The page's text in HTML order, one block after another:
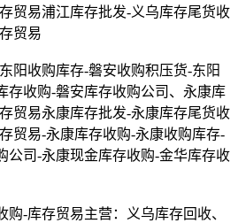
贸易浦江库存批发-义乌库存尾货收
贸易
阳收购库存-磐安收购积压货-东阳
存收购-磐安库存收购公司、永康库
贸易永康库存批发-永康库存尾货收
贸易-永康库存收购-永康收购库存-
公司-永康现金库存收购-金华库存收
购-库存贸易主营：义乌库存回收、